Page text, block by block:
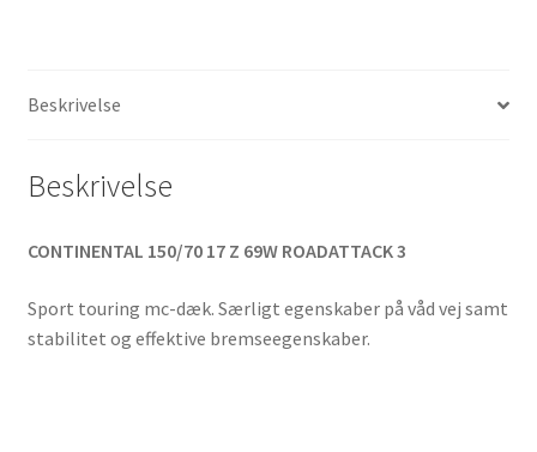
Beskrivelse
Beskrivelse
CONTINENTAL 150/70 17 Z 69W ROADATTACK 3
Sport touring mc-dæk. Særligt egenskaber på våd vej samt
stabilitet og effektive bremseegenskaber.